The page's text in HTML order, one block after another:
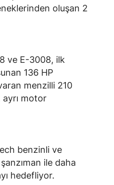
oluşan 2
ve E-3008, ilk
136 HP
menzilli 210
motor
benzinli ve
ile daha
hedefliyor.